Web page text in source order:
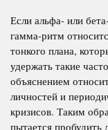
Если альфа- или
гамма-ритм
тонкого плана,
удержать такие
объяснением
личностей и
кризисов. Таким
пытается пробудить